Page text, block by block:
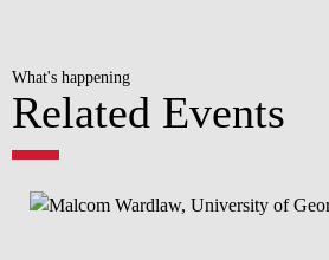
What's happening
Related Events